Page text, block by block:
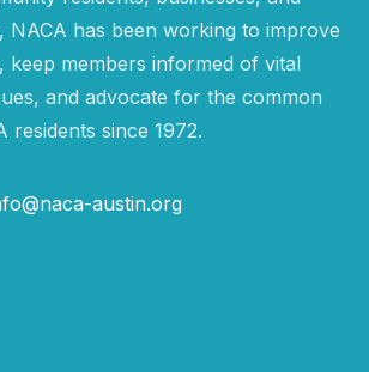
has been working to improve
keep members informed of vital
and advocate for the common
residents since 1972.
austin.org